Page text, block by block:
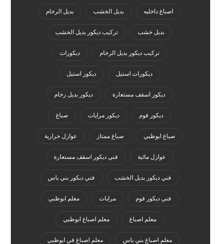
اصباغ داخليه بديل الخشب بديل الرخام
بديل خشب تركيب ديكور بديل الخشب
تركيب ديكور بديل الرخام ديكورات
ديكورات استيل ديكور استيل
ديكور اسقف مستعارة ديكور بديل رخام
ديكور فوم ديكور مرايات صباغ
صباغ ابوظبي صباغ ممتاز عوازل حرارية
عوازل مائية فني ديكور اسقف مستعارة
فني ديكور بديل الخشب فني ديكور بني ياس
فني ديكور فوم مرايات معلم ابوظبي
معلم اصباغ معلم اصباغ ابوظبي
معلم اصباغ بني ياس معلم اصباغ في ابوظبي